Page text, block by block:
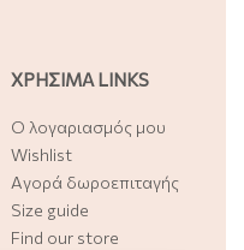
ΧΡΗΣΙΜΑ LINKS
Ο λογαριασμός μου
Wishlist
Αγορά δωροεπιταγής
Size guide
Find our store